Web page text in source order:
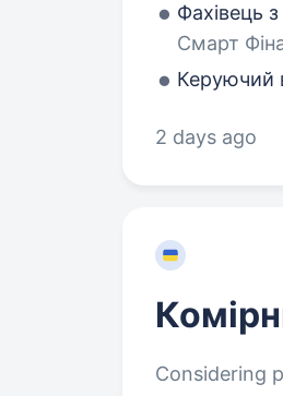
Фахівець
Смарт
Керуючий
2 days ago
Considering